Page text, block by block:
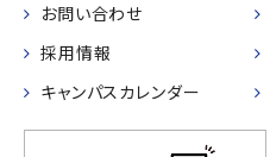
お問い合わせ
採用情報
キャンパスカレンダー